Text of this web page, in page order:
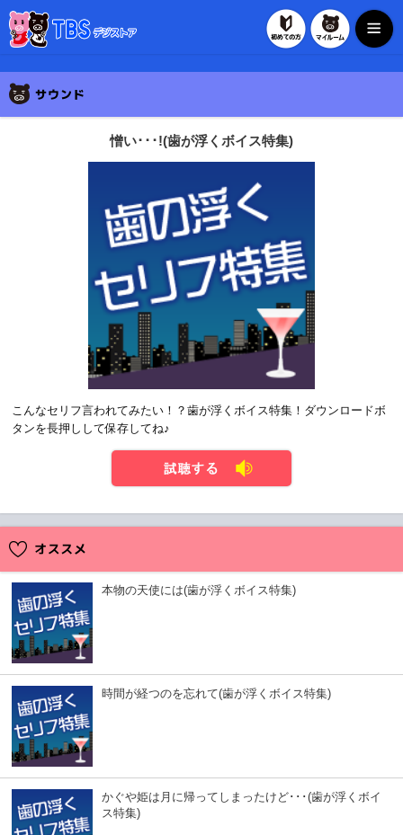
初めての方マイルー
憎い･･･!(歯が浮くボイス特集)
こんなセリフ言われてみたい！？歯が浮くボイス特集！ダウンロードボ
タンを長押しして保存してね♪
本物の天使には(歯が浮くボイス特集)
時間が経つのを忘れて(歯が浮くボイス特集)
かぐや姫は月に帰ってしまったけど･･･(歯が浮くボイ
ス特集)